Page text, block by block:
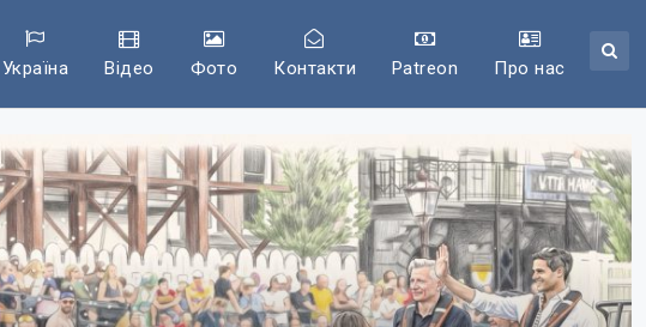
Україна Відео Фото Контакти Patreon Про нас